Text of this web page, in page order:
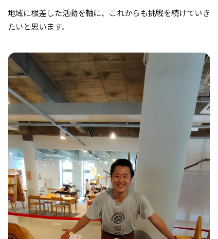
地域に根差した活動を軸に、これからも挑戦を続けていき
たいと思います。